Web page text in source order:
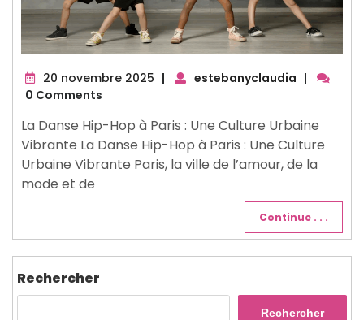
20 novembre 2025 20
| estebanyclaudia |
0 Comments
La Danse Hip-Hop à Paris : Une Culture Urbaine
Vibrante La Danse Hip-Hop à Paris : Une Culture
Urbaine Vibrante Paris, la ville de l’amour, de la
mode et de
Continue . . .
Rechercher
Rechercher